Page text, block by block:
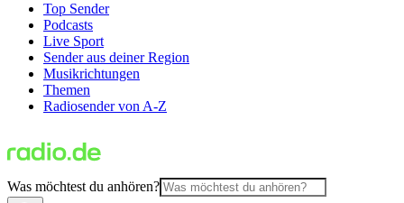
Top Sender
Podcasts
Live Sport
Sender aus deiner Region
Musikrichtungen
Themen
Radiosender von A-Z
Was möchtest du anhören?